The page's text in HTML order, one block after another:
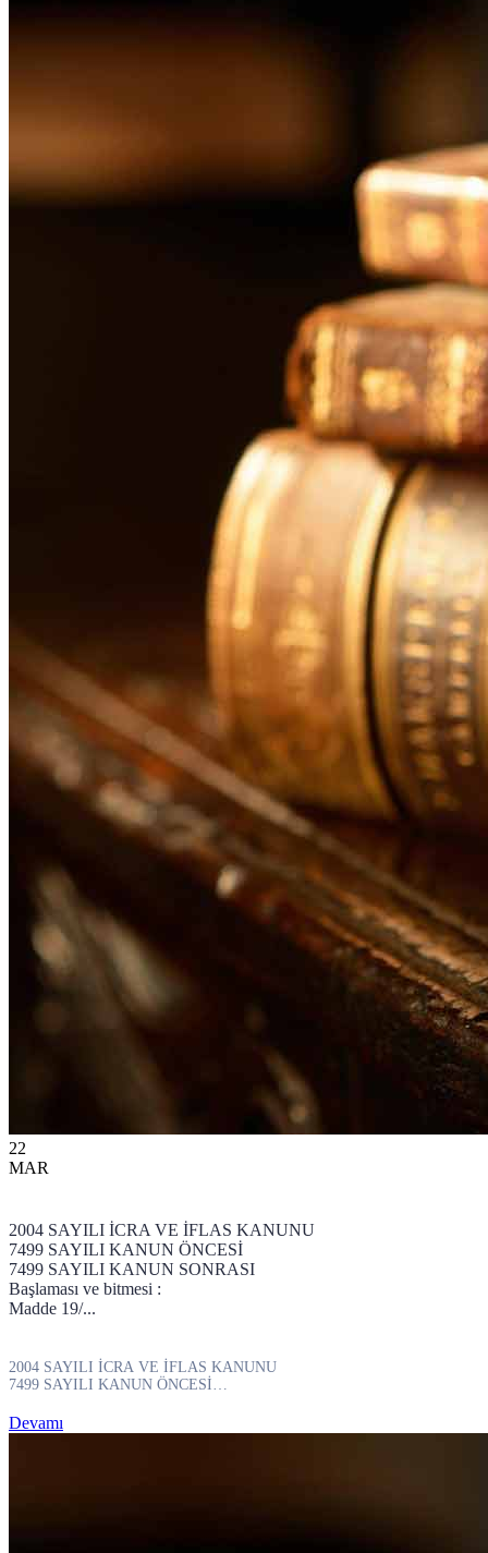
22
MAR
2004 SAYILI İCRA VE İFLAS KANUNU
7499 SAYILI KANUN ÖNCESİ
7499 SAYILI KANUN SONRASI
Başlaması ve bitmesi :
Madde 19/...
2004 SAYILI İCRA VE İFLAS KANUNU
7499 SAYILI KANUN ÖNCESİ
Başlaması ve bitmesi :
Madde 19/...
Devamı